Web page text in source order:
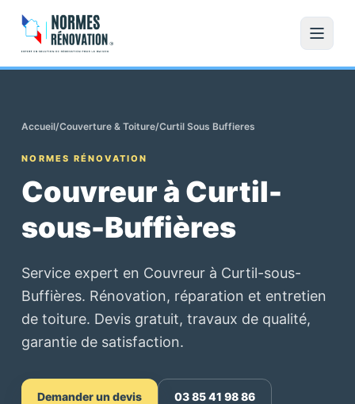
Accueil/Couverture & Toiture/Curtil Sous Buffieres
NORMES RÉNOVATION
Couvreur à Curtil-
sous-Buffières
Service expert en Couvreur à Curtil-sous-
Buffières. Rénovation, réparation et entretien
de toiture. Devis gratuit, travaux de qualité,
garantie de satisfaction.
Demander un devis 03 85 41 98 86